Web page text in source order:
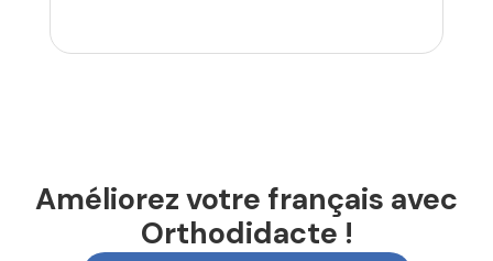
Améliorez votre français avec
Orthodidacte !